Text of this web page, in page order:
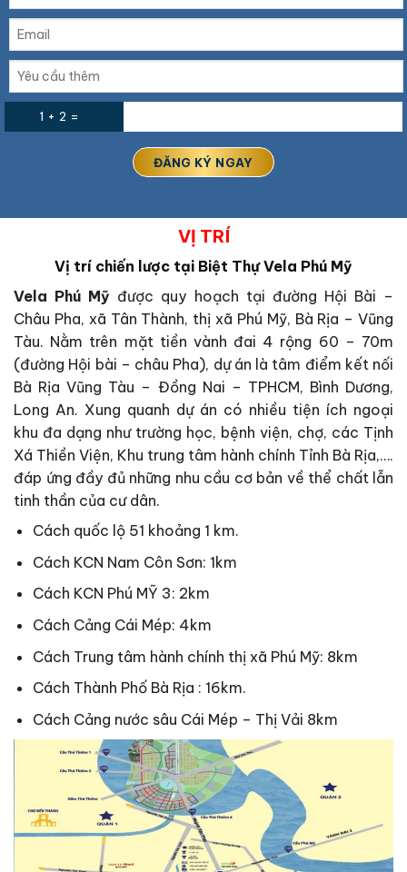
1 + 2 =
VỊ TRÍ
Vị trí chiến lược tại Biệt Thự Vela Phú Mỹ
Vela Phú Mỹ được quy hoạch tại đường Hội Bài –
Châu Pha, xã Tân Thành, thị xã Phú Mỹ, Bà Rịa – Vũng
Tàu. Nằm trên mặt tiền vành đai 4 rộng 60 – 70m
(đường Hội bài – châu Pha), dự án là tâm điểm kết nối
Bà Rịa Vũng Tàu – Đồng Nai – TPHCM, Bình Dương,
Long An. Xung quanh dự án có nhiều tiện ích ngoại
khu đa dạng như trường học, bệnh viện, chợ, các Tịnh
Xá Thiền Viện, Khu trung tâm hành chính Tỉnh Bà Rịa,….
đáp ứng đầy đủ những nhu cầu cơ bản về thể chất lẫn
tinh thần của cư dân.
Cách quốc lộ 51 khoảng 1 km.
Cách KCN Nam Côn Sơn: 1km
Cách KCN Phú MỸ 3: 2km
Cách Cảng Cái Mép: 4km
Cách Trung tâm hành chính thị xã Phú Mỹ: 8km
Cách Thành Phố Bà Rịa : 16km.
Cách Cảng nước sâu Cái Mép – Thị Vải 8km